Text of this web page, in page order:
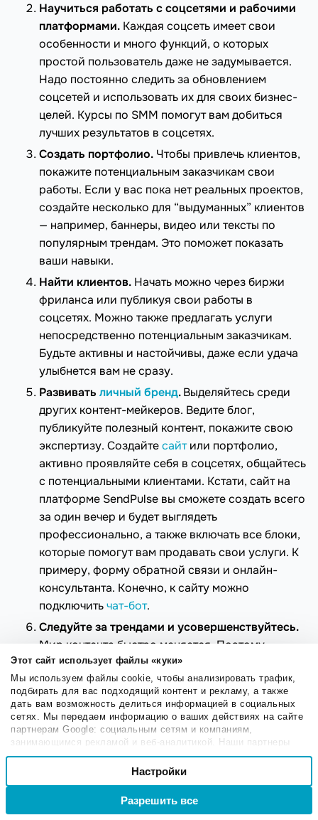
Этот сайт использует файлы «куки»
Мы используем файлы cookie, чтобы анализировать трафик,
подбирать для вас подходящий контент и рекламу, а также
дать вам возможность делиться информацией в социальных
сетях. Мы передаем информацию о ваших действиях на сайте
партнерам Google: социальным сетям и компаниям,
занимающимся рекламой и веб-аналитикой. Наши партнеры
могут комбинировать эти сведения с предоставленной вами
информацией, а также данными, которые они получили при
использовании вами их сервисов.
Выбор
Настроечные
Настройки
Разрешить все
Научиться работать с соцсетями и рабочими
платформами. Каждая соцсеть имеет свои
особенности и много функций, о которых
простой пользователь даже не задумывается.
Надо постоянно следить за обновлением
соцсетей и использовать их для своих бизнес-
целей. Курсы по SMM помогут вам добиться
лучших результатов в соцсетях.
Создать портфолио. Чтобы привлечь клиентов,
покажите потенциальным заказчикам свои
работы. Если у вас пока нет реальных проектов,
создайте несколько для “выдуманных” клиентов
— например, баннеры, видео или тексты по
популярным трендам. Это поможет показать
ваши навыки.
Найти клиентов. Начать можно через биржи
фриланса или публикуя свои работы в
соцсетях. Можно также предлагать услуги
непосредственно потенциальным заказчикам.
Будьте активны и настойчивы, даже если удача
улыбнется вам не сразу.
Развивать личный бренд.Выделяйтесь среди
других контент-мейкеров. Ведите блог,
публикуйте полезный контент, покажите свою
экспертизу. Создайтесайтили портфолио,
активно проявляйте себя в соцсетях, общайтесь
с потенциальными клиентами. Кстати, сайт на
платформе SendPulse вы сможете создать всего
за один вечер и будет выглядеть
профессионально, а также включать все блоки,
которые помогут вам продавать свои услуги. К
примеру, форму обратной связи и онлайн-
консультанта. Конечно, к сайту можно
подключитьчат-бот.
Следуйте за трендами и усовершенствуйтесь.
Мир контента быстро меняется. Поэтому
постоянно обновляйте свои знания,
знакомьтесь с новыми инструментами и
трендами, чтобы быть впереди конкурентов.
Чтобы всегда оставаться в курсе новинок,
проходите обучение вАкадемии SendPulse
помогут вам постоянно развиваться и
совершенствовать свои навыки.